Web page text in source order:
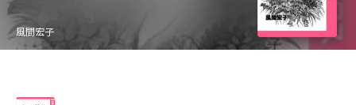
風間宏子